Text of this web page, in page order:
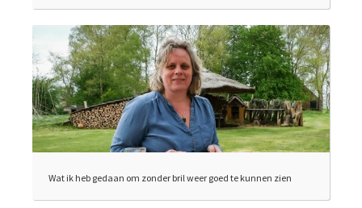
Wat ik heb gedaan om zonder bril weer goed te kunnen zien